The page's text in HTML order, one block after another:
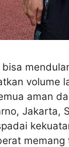
volume
aman